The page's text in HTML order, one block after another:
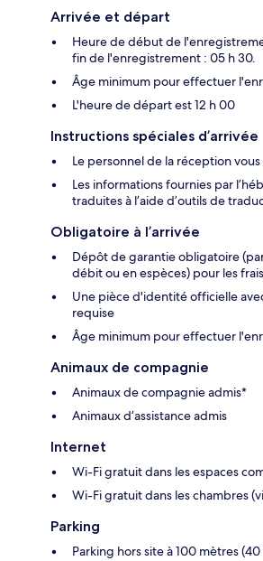
Arrivée et départ
Heure de début de
fin de l'enregistrement : 05 h 30.
Âge minimum pour effectuer
L'heure de départ est 12 h 00
Instructions spéciales d’arrivée
Le personnel de la réception
Les informations fournies par
traduites à l’aide d’outils de
Obligatoire à l’arrivée
Dépôt de garantie obligatoire
débit ou en espèces) pour les
Une pièce d'identité officielle
requise
Âge minimum pour effectuer
Animaux de compagnie
Animaux de compagnie admis*
Animaux d’assistance admis
Internet
Wi-Fi gratuit dans les espaces
Wi-Fi gratuit dans les chambres
Parking
Parking hors site à 100 mètres (40